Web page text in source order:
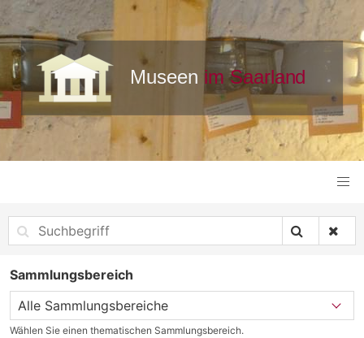
Sammlungsbereich
Wählen Sie einen thematischen Sammlungsbereich.